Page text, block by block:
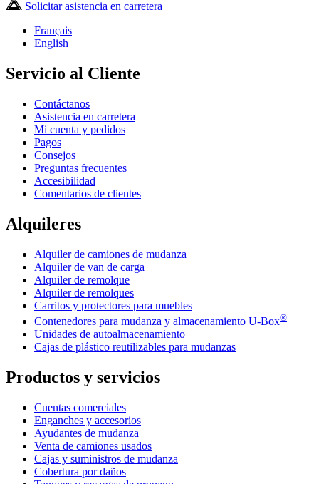
Solicitar asistencia en carretera
Français
English
Servicio al Cliente
Contáctanos
Asistencia en carretera
Mi cuenta y pedidos
Pagos
Consejos
Preguntas frecuentes
Accesibilidad
Comentarios de clientes
Alquileres
Alquiler de camiones de mudanza
Alquiler de van de carga
Alquiler de remolque
Alquiler de remolques
Carritos y protectores para muebles
Contenedores para mudanza y almacenamiento U-Box®
Unidades de autoalmacenamiento
Cajas de plástico reutilizables para mudanzas
Productos y servicios
Cuentas comerciales
Enganches y accesorios
Ayudantes de mudanza
Venta de camiones usados
Cajas y suministros de mudanza
Cobertura por daños